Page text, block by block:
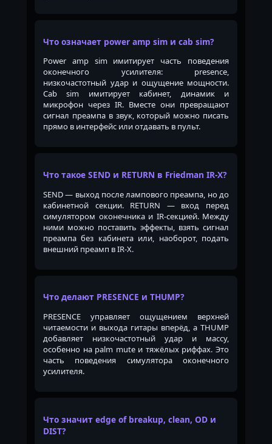
Что означает power amp sim и cab sim?
Power amp sim имитирует часть поведения
оконечного усилителя: presence,
низкочастотный удар и ощущение мощности.
Cab sim имитирует кабинет, динамик и
микрофон через IR. Вместе они превращают
сигнал преампа в звук, который можно писать
прямо в интерфейс или отдавать в пульт.
Что такое SEND и RETURN в Friedman IR-X?
SEND — выход после лампового преампа, но до
кабинетной секции. RETURN — вход перед
симулятором оконечника и IR-секцией. Между
ними можно поставить эффекты, взять сигнал
преампа без кабинета или, наоборот, подать
внешний преамп в IR-X.
Что делают PRESENCE и THUMP?
PRESENCE управляет ощущением верхней
читаемости и выхода гитары вперёд, а THUMP
добавляет низкочастотный удар и массу,
особенно на palm mute и тяжёлых риффах. Это
часть поведения симулятора оконечного
усилителя.
Что значит edge of breakup, clean, OD и
DIST?